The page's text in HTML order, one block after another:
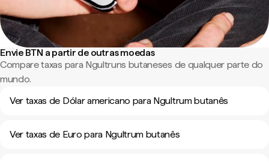
Envie BTN a partir de outras moedas
Compare taxas para Ngultruns butaneses de qualquer parte do
mundo.
Ver taxas de Dólar americano para Ngultrum butanês
Ver taxas de Euro para Ngultrum butanês